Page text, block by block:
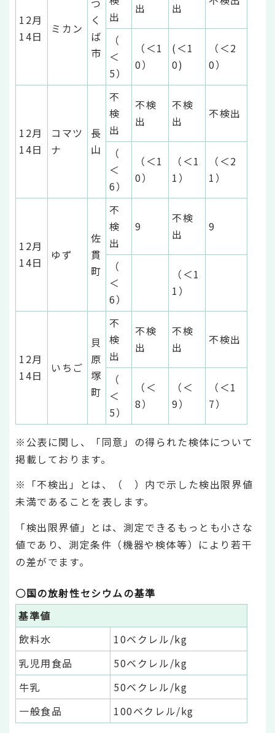
12月
14日
ミカン
つ
く
ば
市
出
出 出
（
＜
5）
（＜1
0）
(＜1
0)
（＜2
0）
12月
14日
コマツ
ナ
長
山
不
検
出
不検
出
不検
出
不検出
（
＜
6）
（＜1
0）
（＜1
1）
（＜2
1）
12月
14日
ゆず
佐
貫
町
不
検
出
9
不検
出
9
（
＜
6）
（＜1
1）
12月
14日
いちご
貝
原
塚
町
不
検
出
不検
出
不検
出
不検出
（
＜
5）
（＜
8）
（＜
9）
（＜1
7）
※公表に関し、「同意」の得られた検体について
掲載しております。
※「不検出」とは、（ ）内で示した検出限界値
未満であることを表します。
「検出限界値」とは、測定できるもっとも小さな
値であり、測定条件（機器や検体等）により若干
の差がでます。
○国の放射性セシウムの基準
基準値
飲料水
10ベクレル/kg
乳児用食品
50ベクレル/kg
牛乳
50ベクレル/kg
一般食品
100ベクレル/kg